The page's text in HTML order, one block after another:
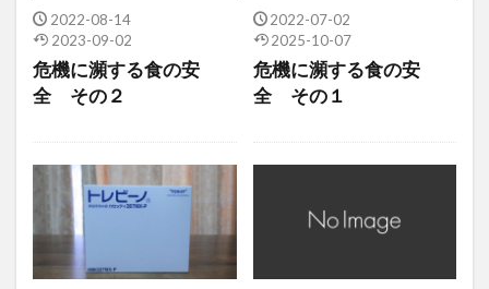
2022-08-14
2023-09-02
危機に瀕する食の安
全 その２
2022-07-02
2025-10-07
危機に瀕する食の安
全 その１